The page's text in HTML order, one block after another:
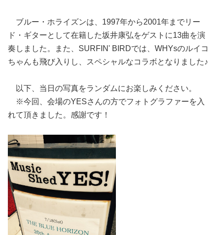
ブルー・ホライズンは、1997年から2001年までリー
ド・ギターとして在籍した坂井康弘をゲストに13曲を演
奏しました。また、SURFIN' BIRDでは、WHYsのルイコ
ちゃんも飛び入りし、スペシャルなコラボとなりました♪
以下、当日の写真をランダムにお楽しみください。
※今回、会場のYESさんの方でフォトグラファーを入
れて頂きました。感謝です！